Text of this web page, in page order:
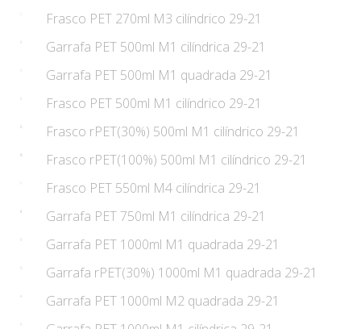
Frasco PET 270ml M3 cilíndrico 29-21
Garrafa PET 500ml M1 cilíndrica 29-21
Garrafa PET 500ml M1 quadrada 29-21
Frasco PET 500ml M1 cilíndrico 29-21
Frasco rPET(30%) 500ml M1 cilíndrico 29-21
Frasco rPET(100%) 500ml M1 cilíndrico 29-21
Frasco PET 550ml M4 cilíndrica 29-21
Garrafa PET 750ml M1 cilíndrica 29-21
Garrafa PET 1000ml M1 quadrada 29-21
Garrafa rPET(30%) 1000ml M1 quadrada 29-21
Garrafa PET 1000ml M2 quadrada 29-21